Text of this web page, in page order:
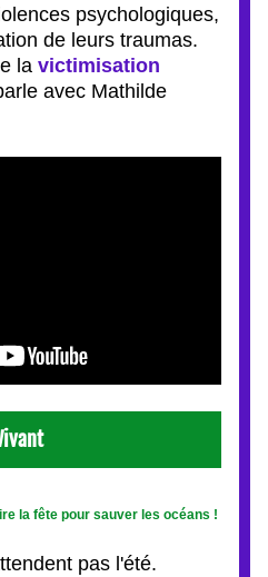
psychologiques,
de leurs traumas.
la victimisation
avec Mathilde
la fête pour sauver les océans !